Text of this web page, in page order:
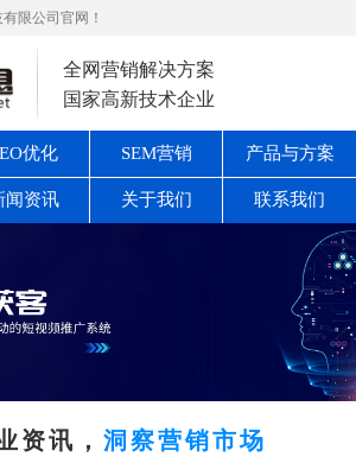
限公司官网！
全网营销解决方案
国家高新技术企业
优化 SEM营销 产品与方案
闻资讯 关于我们 联系我们
资讯，洞察营销市场